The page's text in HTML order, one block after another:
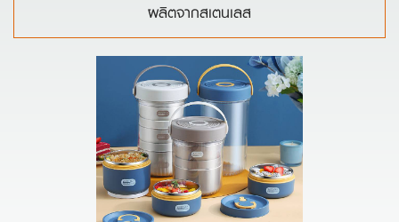
ผลิตจากสเตนเลส